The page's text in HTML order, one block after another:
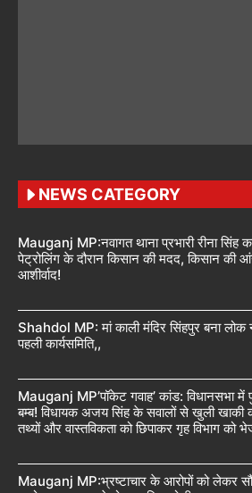
NEWS CATEGORY
Mauganj MP:नवागत थाना प्रभारी रीना सिंह
पेट्रोलिंग के दौरान किसान की मदद, किसान
आशीर्वाद!
Shahdol MP: मां काली मंदिर सिंहपुर बना लोक
पहली कार्यसमिति,,
Mauganj MP’पॉकेट गवाह’ कांड: विधानसभा
बम्ब! विधायक अजय सिंह के सवालों से खुली
तथ्यों और वास्तविकता को छिपाकर गृह विभाग को
Mauganj MP:भ्रष्टाचार के आरोपों को लेकर